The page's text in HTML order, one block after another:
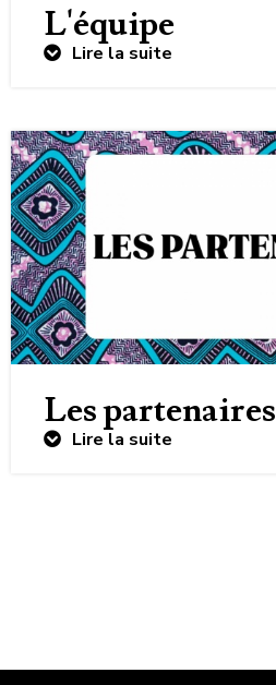
L'équipe
Lire la suite
Les partenaires
Lire la suite